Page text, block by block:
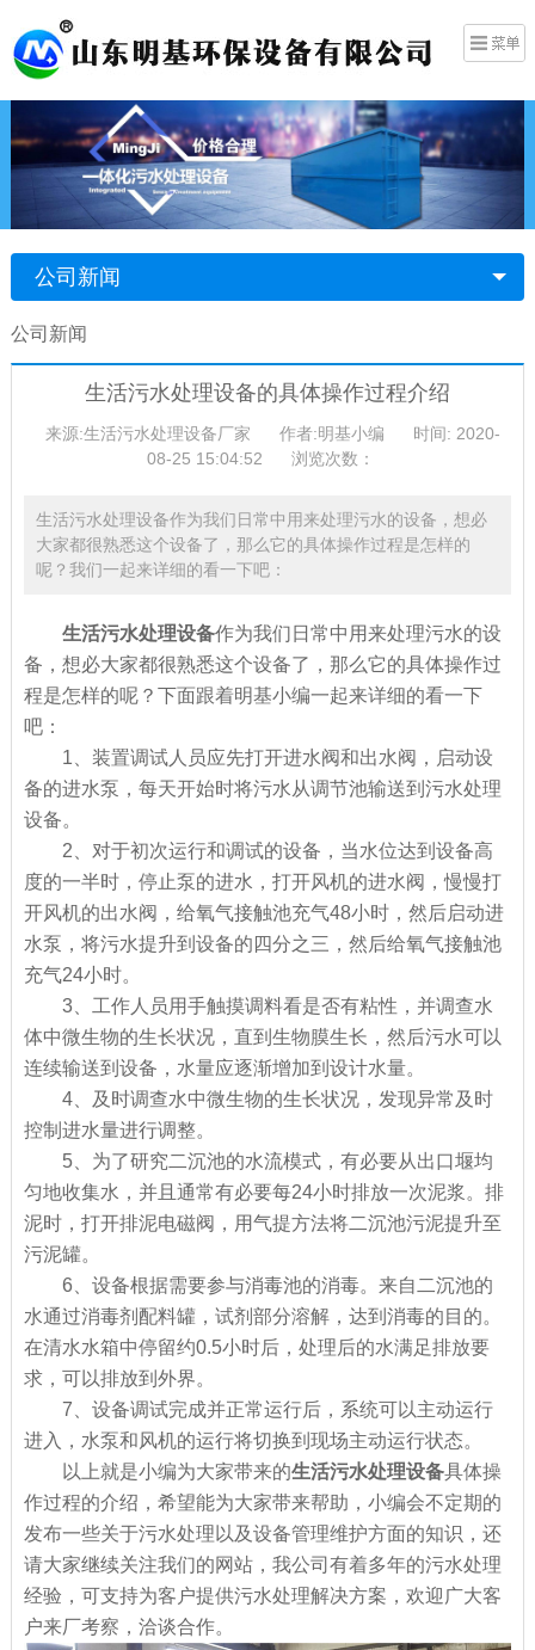
公司新闻
公司新闻
生活污水处理设备的具体操作过程介绍
来源:生活污水处理设备厂家 作者:明基小编
时间: 2020-
08-25 15:04:52
浏览次数：
生活污水处理设备作为我们日常中用来处理污水的设备，想必
大家都很熟悉这个设备了，那么它的具体操作过程是怎样的
呢？我们一起来详细的看一下吧：
生活污水处理设备作为我们日常中用来处理污水的设
备，想必大家都很熟悉这个设备了，那么它的具体操作过
程是怎样的呢？下面跟着明基小编一起来详细的看一下
吧：
1、装置调试人员应先打开进水阀和出水阀，启动设
备的进水泵，每天开始时将污水从调节池输送到污水处理
设备。
2、对于初次运行和调试的设备，当水位达到设备高
度的一半时，停止泵的进水，打开风机的进水阀，慢慢打
开风机的出水阀，给氧气接触池充气48小时，然后启动进
水泵，将污水提升到设备的四分之三，然后给氧气接触池
充气24小时。
3、工作人员用手触摸调料看是否有粘性，并调查水
体中微生物的生长状况，直到生物膜生长，然后污水可以
连续输送到设备，水量应逐渐增加到设计水量。
4、及时调查水中微生物的生长状况，发现异常及时
控制进水量进行调整。
5、为了研究二沉池的水流模式，有必要从出口堰均
匀地收集水，并且通常有必要每24小时排放一次泥浆。排
泥时，打开排泥电磁阀，用气提方法将二沉池污泥提升至
污泥罐。
6、设备根据需要参与消毒池的消毒。来自二沉池的
水通过消毒剂配料罐，试剂部分溶解，达到消毒的目的。
在清水水箱中停留约0.5小时后，处理后的水满足排放要
求，可以排放到外界。
7、设备调试完成并正常运行后，系统可以主动运行
进入，水泵和风机的运行将切换到现场主动运行状态。
以上就是小编为大家带来的生活污水处理设备具体操
作过程的介绍，希望能为大家带来帮助，小编会不定期的
发布一些关于污水处理以及设备管理维护方面的知识，还
请大家继续关注我们的网站，我公司有着多年的污水处理
经验，可支持为客户提供污水处理解决方案，欢迎广大客
户来厂考察，洽谈合作。